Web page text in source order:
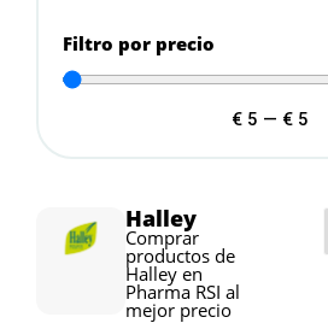
Filtro por precio
€ 5 — € 5
Halley
Comprar
productos de
Halley en
Pharma RSI al
mejor precio